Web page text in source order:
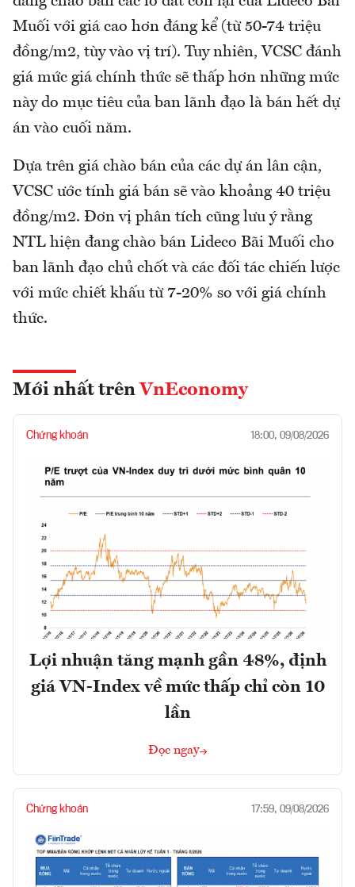
Muối với giá cao hơn đáng kể (từ 50-74 triệu
đồng/m2, tùy vào vị trí). Tuy nhiên, VCSC đánh
giá mức giá chính thức sẽ thấp hơn những mức
này do mục tiêu của ban lãnh đạo là bán hết dự
án vào cuối năm.
Dựa trên giá chào bán của các dự án lân cận,
VCSC ước tính giá bán sẽ vào khoảng 40 triệu
đồng/m2. Đơn vị phân tích cũng lưu ý rằng
NTL hiện đang chào bán Lideco Bãi Muối cho
ban lãnh đạo chủ chốt và các đối tác chiến lược
với mức chiết khấu từ 7-20% so với giá chính
thức.
Mới nhất trên VnEconomy
Chứng khoán 18:00, 09/08/2026
Lợi nhuận tăng mạnh gần 48%, định
giá VN-Index về mức thấp chỉ còn 10
lần
Đọc ngay
Chứng khoán 17:59, 09/08/2026